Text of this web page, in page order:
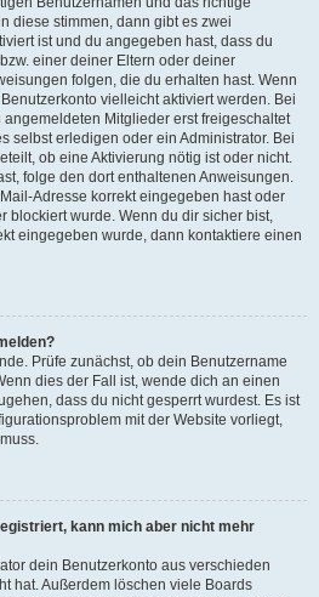
diese stimmen, dann gibt es zwei
ist und du angegeben hast, dass du
einer deiner Eltern oder deiner
folgen, die du erhalten hast. Wenn
vielleicht aktiviert werden. Bei
Mitglieder erst freigeschaltet
selbst erledigen oder ein Administrator. Bei
ob eine Aktivierung nötig ist oder nicht.
folge den dort enthaltenen Anweisungen.
Adresse korrekt eingegeben hast oder
blockiert wurde. Wenn du dir sicher bist,
eingegeben wurde, dann kontaktiere einen
Prüfe zunächst, ob dein Benutzername
dies der Fall ist, wende dich an einen
dass du nicht gesperrt wurdest. Es ist
mit der Website vorliegt,
kann mich aber nicht mehr
dein Benutzerkonto aus verschieden
hat. Außerdem löschen viele Boards